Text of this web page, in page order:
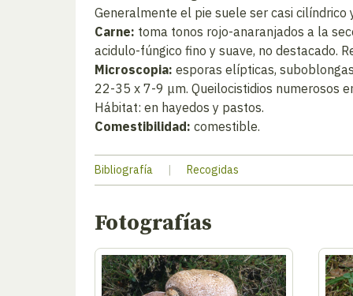
Generalmente el pie suele ser casi
Carne: toma tonos rojo-anaranjados a la
acidulo-fúngico fino y suave, no destacado.
Microscopia: esporas elípticas,
22-35 x 7-9 μm. Queilocistidios numerosos
Hábitat: en hayedos y pastos.
Comestibilidad: comestible.
Bibliografía | Recogidas
Fotografías